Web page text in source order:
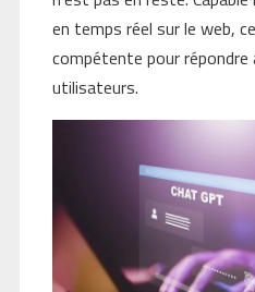
en temps réel sur le web,
compétente pour répondre
utilisateurs.